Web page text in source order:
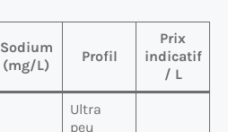
Sodium
(mg/L)
Profil
Prix
indicatif
/ L
Ultra
peu